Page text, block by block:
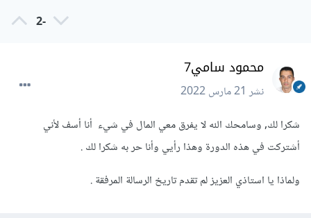
-2
محمود سامي7
نشر21 مارس 2022
شكرا لك, وسامحك الله لا يفرق معي المال في شيء أنا أسف لأني
أشتركت في هذه الدورة وهذا رأيي وأنا حر به شكرا لك .
ولماذا يا استاذي العزيز لم تقدم تاريخ الرسالة المرفقة .